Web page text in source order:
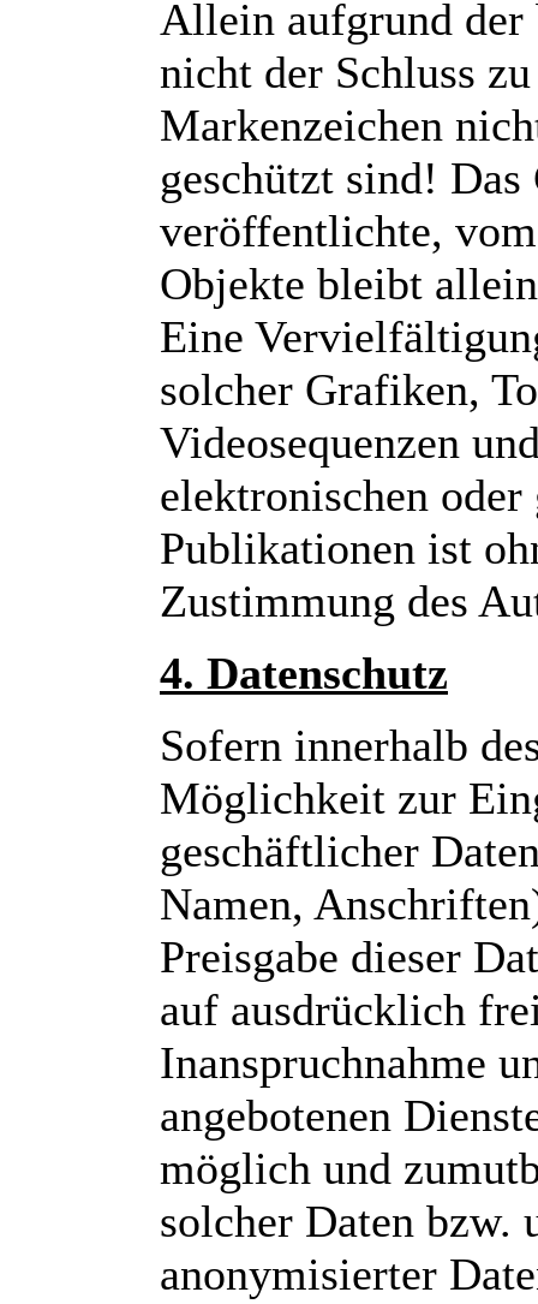
Allein aufgrund der
nicht der Schluss
Markenzeichen
geschützt sind!
veröffentlichte,
Objekte bleibt
Eine
solcher Grafiken,
Videosequenzen
elektronischen oder
Publikationen ist
Zustimmung des
4. Datenschutz
Sofern innerhalb
Möglichkeit zur
geschäftlicher
Namen,
Preisgabe dieser
auf ausdrücklich
Inanspruchnahme
angebotenen
möglich und
solcher Daten bzw.
anonymisierter